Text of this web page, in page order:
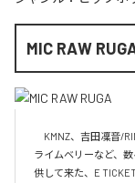
MIC RAW
KMNZ、吉田凜音/
ライムベリーなど、
供して来た、E